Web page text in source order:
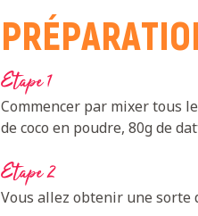
Etape 1
Commencer par mixer tous
de coco en poudre, 80g de
Etape 2
Vous allez obtenir une sorte